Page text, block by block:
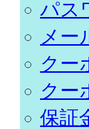
パス
メー
クー
クー
保証